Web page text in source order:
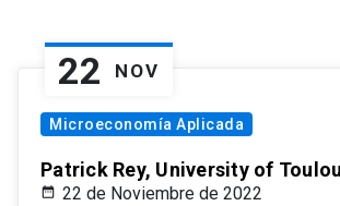
22 NOV
Microeconomía Aplicada
Patrick Rey, University of
22 de Noviembre de 2022